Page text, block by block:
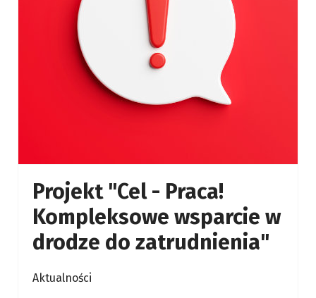
Projekt "Cel - Praca!
Kompleksowe wsparcie w
drodze do zatrudnienia"
Aktualności